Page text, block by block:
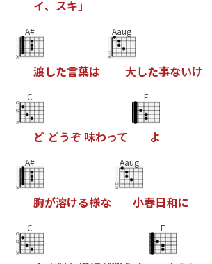
イ、 スキ」
A#
渡した言葉は
Aaug
大した事ないけ
C
ど どうぞ 味わって
F
よ
A#
胸が溶ける様な
Aaug
小春日和に
C F